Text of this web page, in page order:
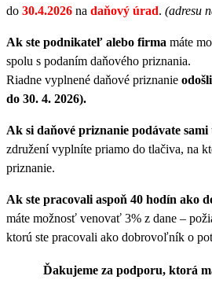
do 30.4.2026 na daňový úrad. (adresu
Ak ste podnikateľ alebo firma máte
spolu s podaním daňového priznania.
Riadne vyplnené daňové priznanie
do 30. 4. 2026).
Ak si daňové priznanie podávate sami
združení vyplníte priamo do tlačiva, na
priznanie.
Ak ste pracovali aspoň 40 hodín ako
máte možnosť venovať 3% z dane –
ktorú ste pracovali ako dobrovoľník o
Ďakujeme za podporu, ktorá